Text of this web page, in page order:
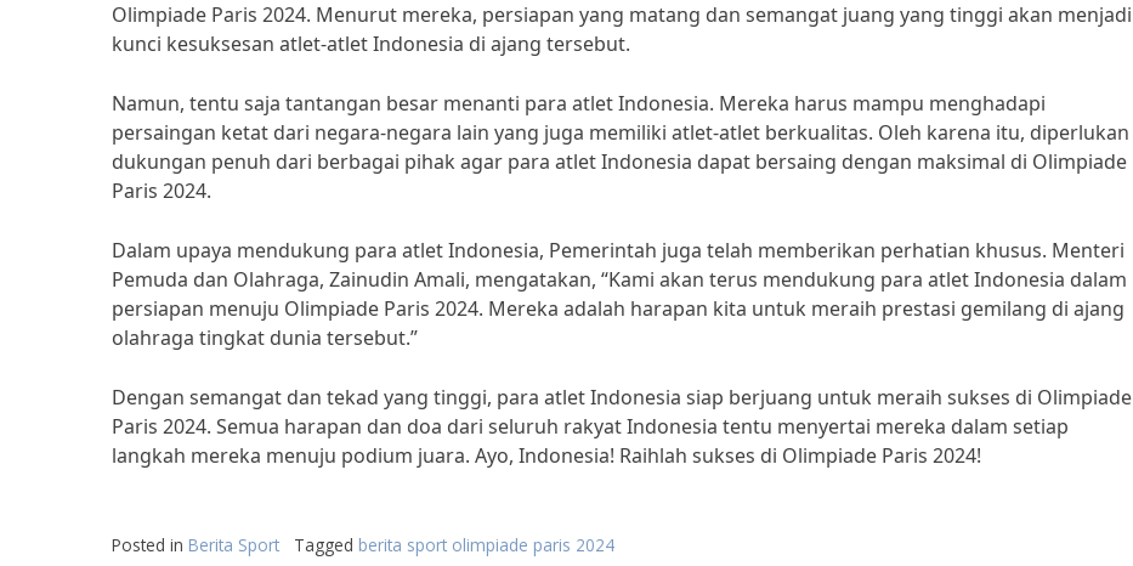
Olimpiade Paris 2024. Menurut mereka, persiapan yang matang dan semangat juang yang tinggi akan menjadi
kunci kesuksesan atlet-atlet Indonesia di ajang tersebut.
Namun, tentu saja tantangan besar menanti para atlet Indonesia. Mereka harus mampu menghadapi
persaingan ketat dari negara-negara lain yang juga memiliki atlet-atlet berkualitas. Oleh karena itu, diperlukan
dukungan penuh dari berbagai pihak agar para atlet Indonesia dapat bersaing dengan maksimal di Olimpiade
Paris 2024.
Dalam upaya mendukung para atlet Indonesia, Pemerintah juga telah memberikan perhatian khusus. Menteri
Pemuda dan Olahraga, Zainudin Amali, mengatakan, “Kami akan terus mendukung para atlet Indonesia dalam
persiapan menuju Olimpiade Paris 2024. Mereka adalah harapan kita untuk meraih prestasi gemilang di ajang
olahraga tingkat dunia tersebut.”
Dengan semangat dan tekad yang tinggi, para atlet Indonesia siap berjuang untuk meraih sukses di Olimpiade
Paris 2024. Semua harapan dan doa dari seluruh rakyat Indonesia tentu menyertai mereka dalam setiap
langkah mereka menuju podium juara. Ayo, Indonesia! Raihlah sukses di Olimpiade Paris 2024!
Posted in Berita Sport Tagged berita sport olimpiade paris 2024